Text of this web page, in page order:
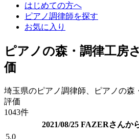
はじめての方へ
ピアノ調律師を探す
お気に入り
ピアノの森・調律工房
価
埼玉県のピアノ調律師、ピアノの森
評価
1043件
2021/08/25 FAZERさんか
5.0